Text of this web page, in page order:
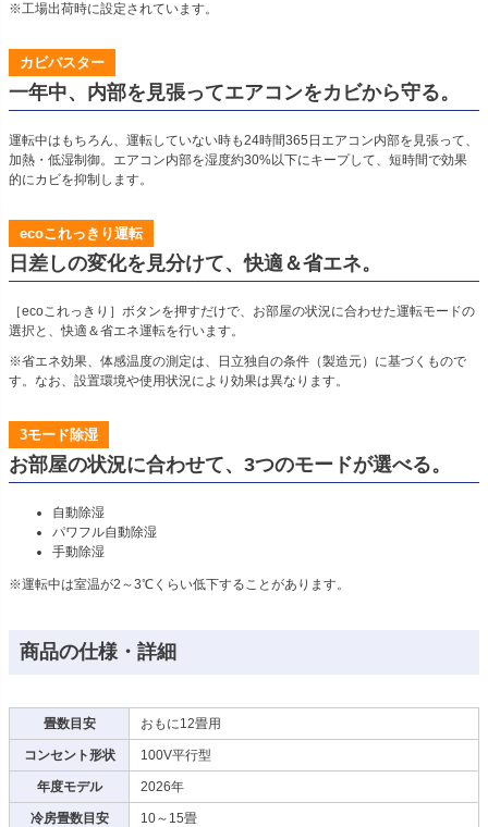
※工場出荷時に設定されています。
カビバスター
一年中、内部を見張ってエアコンをカビから守る。
運転中はもちろん、運転していない時も24時間365日エアコン内部を見張って、
加熱・低湿制御。エアコン内部を湿度約30%以下にキープして、短時間で効果
的にカビを抑制します。
ecoこれっきり運転
日差しの変化を見分けて、快適＆省エネ。
［ecoこれっきり］ボタンを押すだけで、お部屋の状況に合わせた運転モードの
選択と、快適＆省エネ運転を行います。
※省エネ効果、体感温度の測定は、日立独自の条件（製造元）に基づくもので
す。なお、設置環境や使用状況により効果は異なります。
3モード除湿
お部屋の状況に合わせて、3つのモードが選べる。
自動除湿
パワフル自動除湿
手動除湿
※運転中は室温が2～3℃くらい低下することがあります。
商品の仕様・詳細
畳数目安 おもに12畳用
コンセント形状 100V平行型
年度モデル 2026年
冷房畳数目安 10～15畳